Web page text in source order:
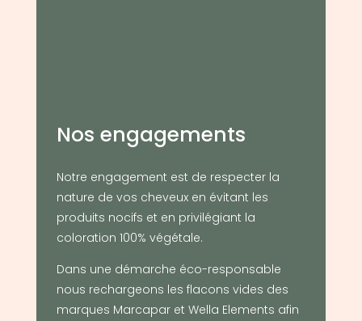
Nos engagements
Notre engagement est de respecter la
nature de vos cheveux en évitant les
produits nocifs et en privilégiant la
coloration 100% végétale.
Dans une démarche éco-responsable
nous rechargeons les flacons vides des
marques Marcapar et Wella Elements afin